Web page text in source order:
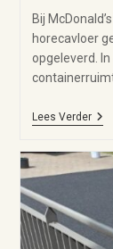
Bij
horecavloer
opgeleverd.
Lees Verder